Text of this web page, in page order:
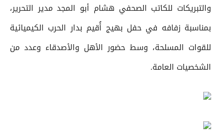
والتبريكات للكاتب الصحفي هشام أبو المجد مدير التحرير،
بمناسبة زفافه في حفل بهيج أُقيم بدار الحرب الكيميائية
للقوات المسلحة، وسط حضور الأهل والأصدقاء وعدد من
الشخصيات العامة.